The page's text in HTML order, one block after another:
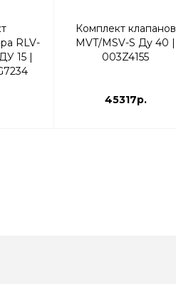
RLV-
15 |
Комплект клапанов
MVT/MSV-S Ду 40 |
003Z4155
45317р.